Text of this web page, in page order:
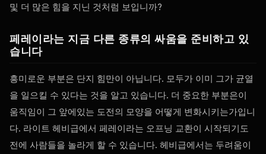
및 더 많은 힘을 지닌 것처럼 보입니까?
페레이라는 지금 다른 종류의 싸움을 준비하고 있
습니다
흥미로운 부분은 단지 힘만이 아닙니다. 모두가 이미 그가 균열
을 일으킬 수 있다는 것을 알고 있습니다. 더 중요한 부분은이
움직임이 그 앞에있는 도전의 모양을 어떻게 변화시키는가입니
다. 라이트 헤비급에서 페레이라는 오프닝 교환이 시작되기도
전에 사람들을 놀라게 할 수 있습니다. 헤비급에서는 두려움이